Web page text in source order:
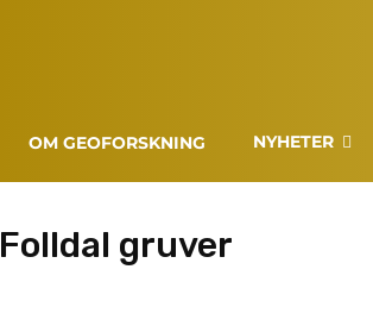
OM GEOFORSKNING NYHETER
Folldal gruver